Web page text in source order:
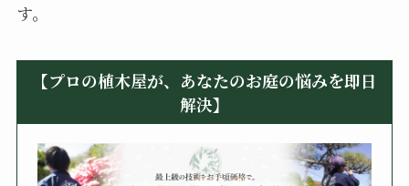
す。
【プロの植木屋が、あなたのお庭の悩みを即日
解決】